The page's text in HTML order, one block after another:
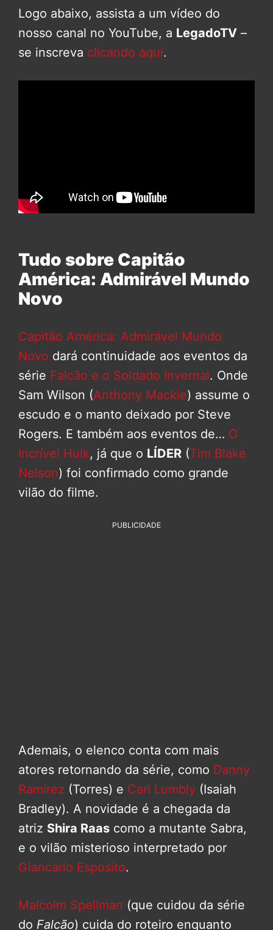
Logo abaixo, assista a um vídeo do
nosso canal no YouTube, a LegadoTV –
se inscreva clicando aqui.
Tudo sobre Capitão
América: Admirável Mundo
Novo
Capitão América: Admirável Mundo
Novo dará continuidade aos eventos da
série Falcão e o Soldado Invernal. Onde
Sam Wilson (Anthony Mackie) assume o
escudo e o manto deixado por Steve
Rogers. E também aos eventos de… O
Incrível Hulk, já que o LÍDER (Tim Blake
Nelson) foi confirmado como grande
vilão do filme.
PUBLICIDADE
Ademais, o elenco conta com mais
atores retornando da série, como Danny
Ramirez (Torres) e Carl Lumbly (Isaiah
Bradley). A novidade é a chegada da
atriz Shira Raas como a mutante Sabra,
e o vilão misterioso interpretado por
Giancarlo Esposito.
Malcolm Spellman (que cuidou da série
do Falcão) cuida do roteiro enquanto